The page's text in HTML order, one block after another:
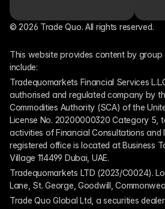
© 2026 Trade Quo. All rights reserved.
This website provides content by group
include:
Tradequomarkets Financial Services
authorised and regulated company by
Commodities Authority (SCA) of the
License No. 20200000320 Category 5,
activities of Financial Consultations and
registered office is located at Business
Village 114499 Dubai, UAE.
Tradequomarkets LTD (2023/C0024).
Lane, St. George, Goodwill,
Trade Quo Global Ltd, a securities